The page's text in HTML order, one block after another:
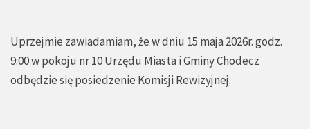
Uprzejmie zawiadamiam, że w dniu 15 maja 2026r. godz.
9:00 w pokoju nr 10 Urzędu Miasta i Gminy Chodecz
odbędzie się posiedzenie Komisji Rewizyjnej.